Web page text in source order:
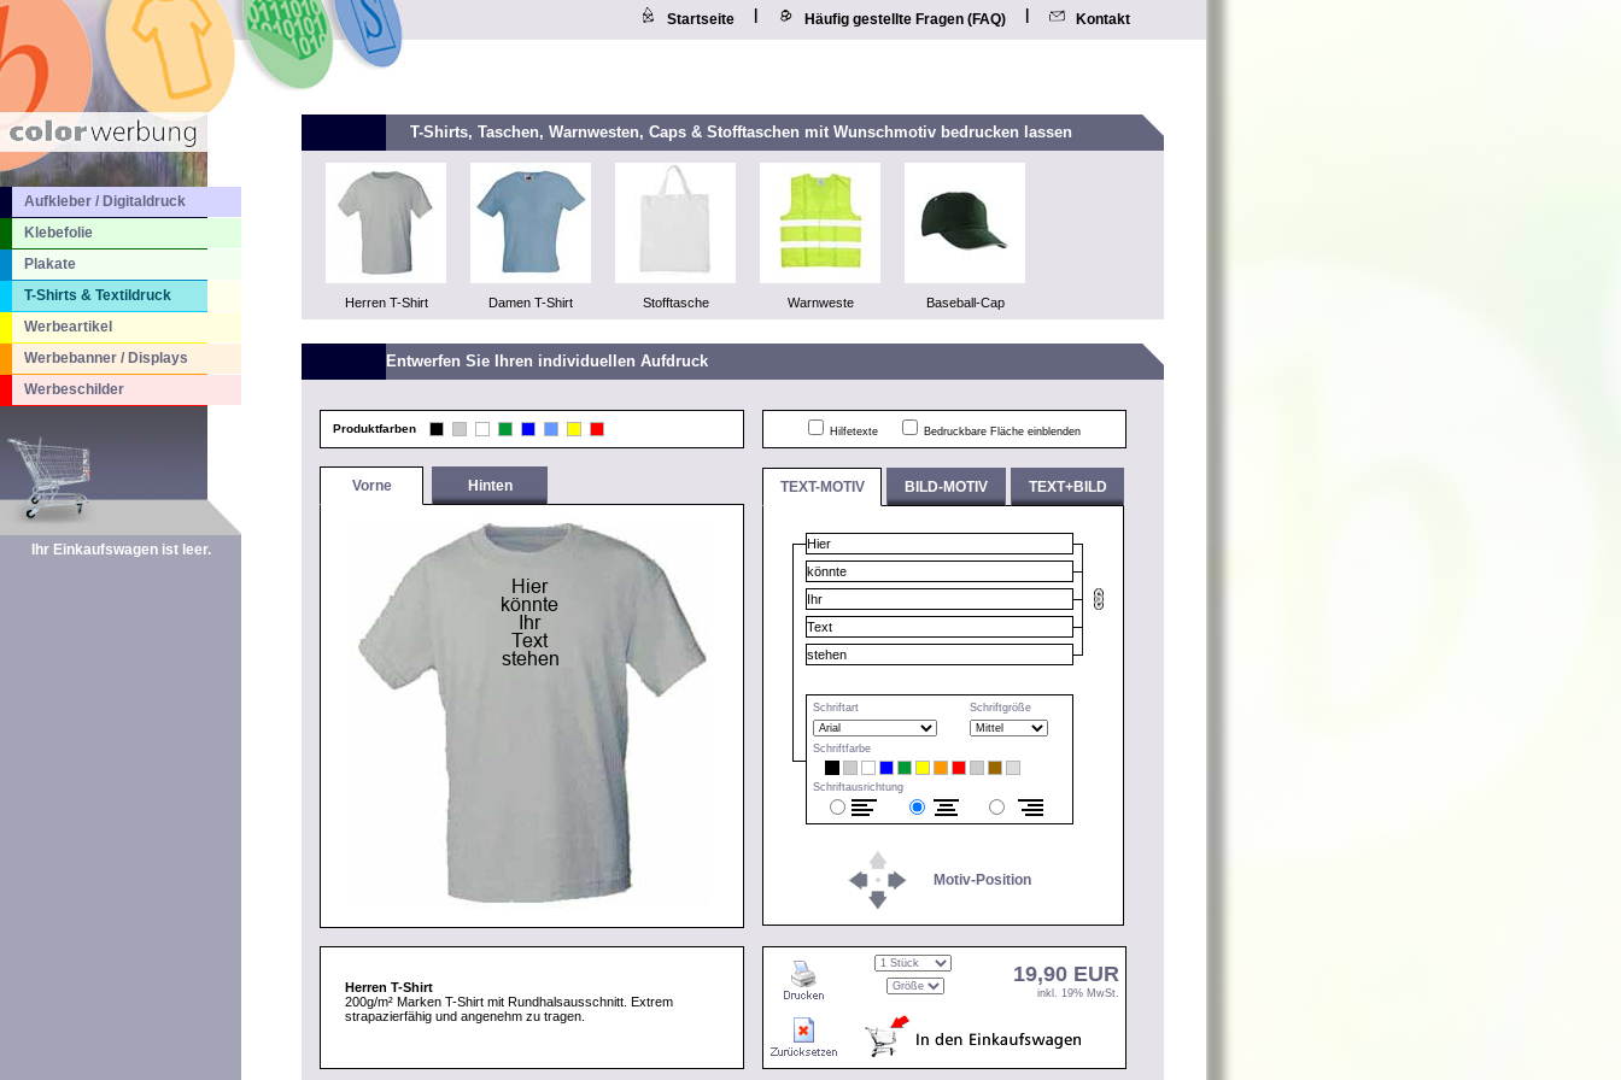
Startseite Häufig gestellte Fragen (FAQ) Kontakt
Aufkleber / Digitaldruck
Klebefolie
Plakate
T-Shirts & Textildruck
Werbeartikel
Werbebanner / Displays
Werbeschilder
Ihr Einkaufswagen ist leer.
T-Shirts, Taschen, Warnwesten, Caps & Stofftaschen mit Wunschmotiv bedrucken lassen
Herren T-Shirt Damen T-Shirt Stofftasche Warnweste Baseball-Cap
Entwerfen Sie Ihren individuellen Aufdruck
Produktfarben Hilfetexte Bedruckbare Fläche einblenden
Vorne Hinten TEXT-MOTIV BILD-MOTIV TEXT+BILD
Schriftart Schriftgröße
Schriftfarbe
Schriftausrichtung
Motiv-Position
Herren T-Shirt
200g/m² Marken T-Shirt mit Rundhalsausschnitt. Extrem
strapazierfähig und angenehm zu tragen.
19,90 EUR
inkl. 19% MwSt.